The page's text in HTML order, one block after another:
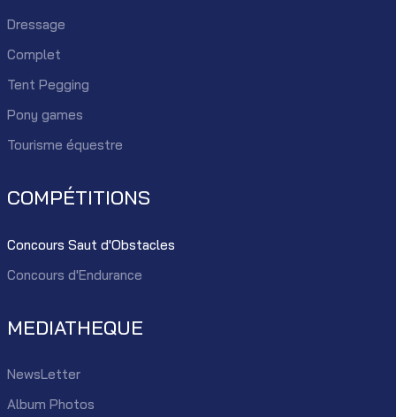
Dressage
Complet
Tent Pegging
Pony games
Tourisme équestre
COMPÉTITIONS
Concours Saut d'Obstacles
Concours d'Endurance
MEDIATHEQUE
NewsLetter
Album Photos